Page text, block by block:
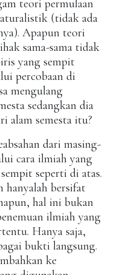
teori permulaan
(tidak ada
Apapun teori
sama-sama tidak
yang sempit
percobaan di
mengulang
sedangkan dia
alam semesta itu?
dari masing-
cara ilmiah yang
seperti di atas.
hanyalah bersifat
hal ini bukan
ilmiah yang
Hanya saja,
bukti langsung.
ke